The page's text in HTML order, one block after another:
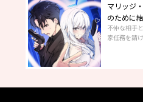
マリッジ
のために
不仲な相手
家任務を請